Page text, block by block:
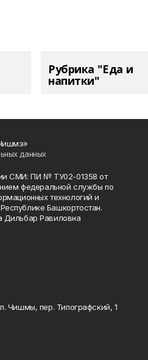
Рубрика "Еда и
напитки"
данных
СМИ: ПИ № ТУ02-01358 от
федеральной службы по
технологий и
Башкортостан.
Дильбар Равиловна
Чишмы, пер. Типографский, 1